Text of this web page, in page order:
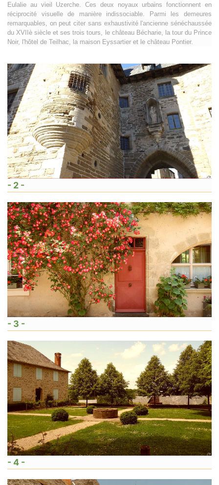
Eulalie au vieil Uzerche. Ces deux noyaux urbains fonctionnent en
réciprocité visuelle de manière indissociable. Parmi les demeures
remarquables, on peut citer sans exhaustivité l'ancienne sénéchaussée
du XVIIè siècle et ses trois tours, le château Bécharie, la tour du Prince
Noir, l'hôtel de Teilhac, la maison Eyssartier et le château Pontier.
- 2 -
- 3 -
- 4 -